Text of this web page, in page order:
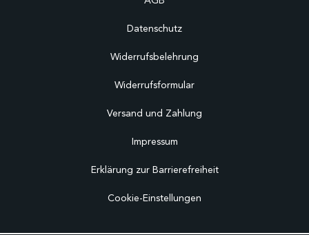
Datenschutz
Widerrufsbelehrung
Widerrufsformular
Versand und Zahlung
Impressum
Erklärung zur Barrierefreiheit
Cookie-Einstellungen